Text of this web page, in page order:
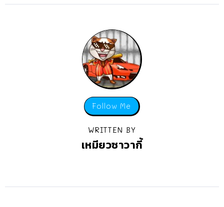
Follow Me
WRITTEN BY
เหมียวซาวากี้